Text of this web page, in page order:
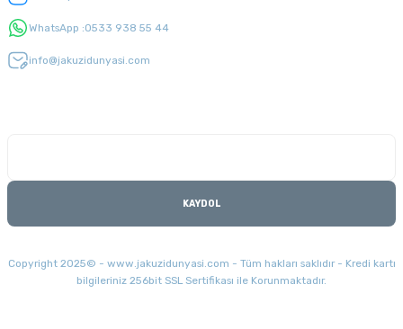
WhatsApp :0533 938 55 44
info@jakuzidunyasi.com
KAYDOL
Copyright 2025© - www.jakuzidunyasi.com - Tüm hakları saklıdır - Kredi kartı
bilgileriniz 256bit SSL Sertifikası ile Korunmaktadır.